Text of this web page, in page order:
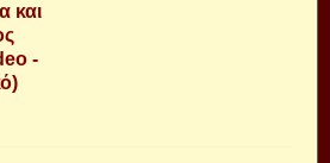
και
-